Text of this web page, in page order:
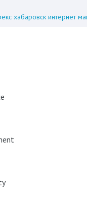
хабаровск интернет